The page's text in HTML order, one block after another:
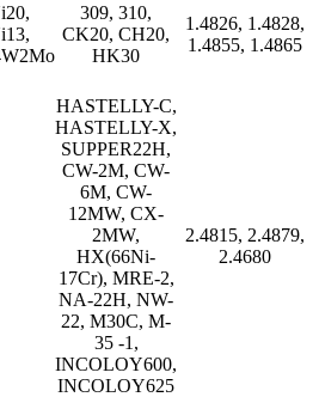
309, 310,
CK20, CH20,
HK30
1.4826, 1.4828,
1.4855, 1.4865
HASTELLY-C,
HASTELLY-X,
SUPPER22H,
CW-2M, CW-
6M, CW-
12MW, CX-
2MW,
HX(66Ni-
17Cr), MRE-2,
NA-22H, NW-
22, M30C, M-
35 -1,
INCOLOY600,
INCOLOY625
2.4815, 2.4879,
2.4680